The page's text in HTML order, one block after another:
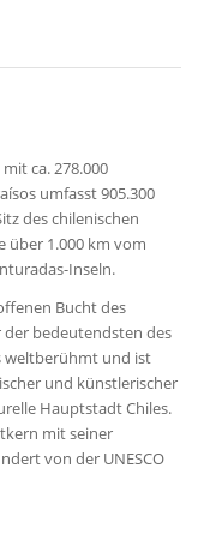
ca. 278.000
umfasst 905.300
des chilenischen
über 1.000 km vom
Inseln.
Bucht des
der bedeutendsten des
weltberühmt und ist
und künstlerischer
Hauptstadt Chiles.
mit seiner
von der UNESCO